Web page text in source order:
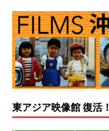
東アジア映像館 復活！